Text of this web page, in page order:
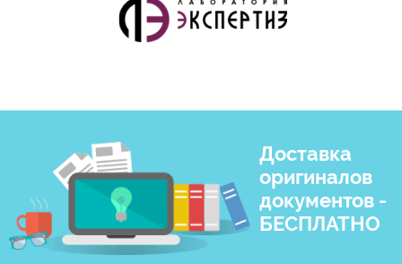
Доставка
оригиналов
документов -
БЕСПЛАТНО